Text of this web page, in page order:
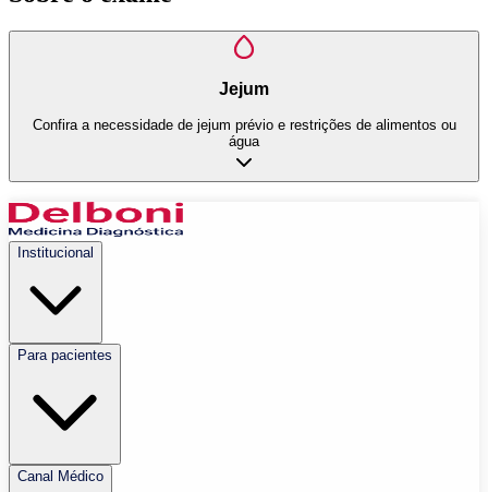
Jejum
Confira a necessidade de jejum prévio e restrições de alimentos ou
água
Institucional
Para pacientes
Canal Médico